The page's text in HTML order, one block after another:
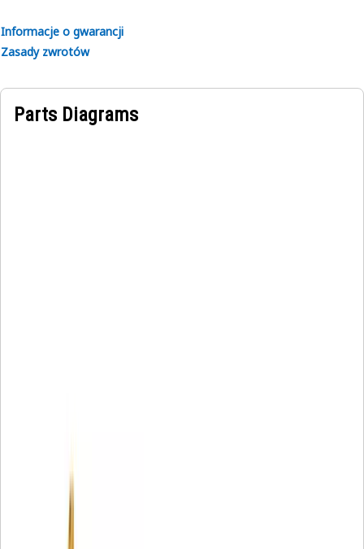
Informacje o gwarancji
Zasady zwrotów
Parts Diagrams